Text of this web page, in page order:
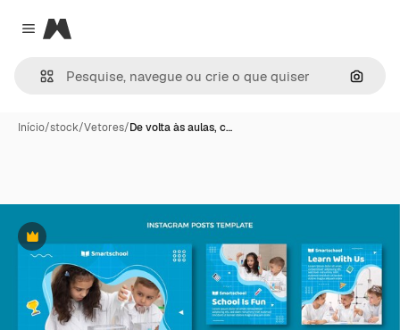
Close menu
Magnific
Início/stock/Vetores/De volta às aulas, c…
Premium